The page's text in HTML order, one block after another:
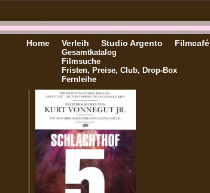
Home Verleih
Gesamtkatalog
Filmsuche
Fristen, Preise, Club, Drop-Box
Fernleihe
Studio Argento Filmcafé